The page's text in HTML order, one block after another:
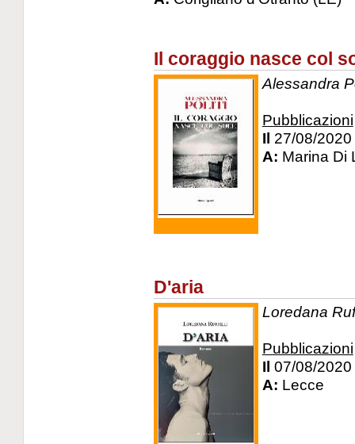
Il coraggio nasce col
Alessandra
Pubblicazioni
Il 27/08/2020
A: Marina Di
D'aria
Loredana
Pubblicazioni
Il 07/08/2020
A: Lecce